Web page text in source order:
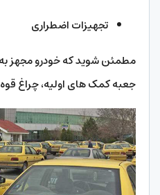
تجهیزات اضطراری
مطمئن شوید که خودرو مجهز
جعبه کمک‌ های اولیه، چراغ